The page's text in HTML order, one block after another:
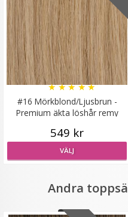
Diadem
#16 Mörkblond/Ljusbrun -
Premium äkta löshår remy
★★★★★
549 kr
VÄLJ
Andra